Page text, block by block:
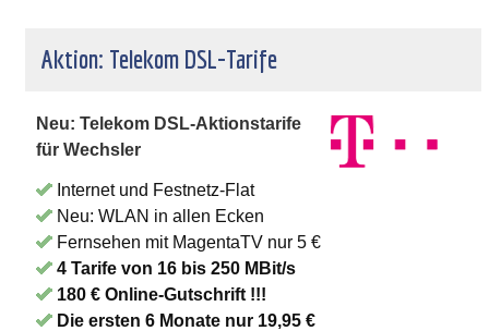
Aktion: Telekom DSL-Tarife
Neu: Telekom DSL-Aktionstarife
für Wechsler
Internet und Festnetz-Flat
Neu: WLAN in allen Ecken
Fernsehen mit MagentaTV nur 5 €
4 Tarife von 16 bis 250 MBit/s
180 € Online-Gutschrift !!!
Die ersten 6 Monate nur 19,95 €